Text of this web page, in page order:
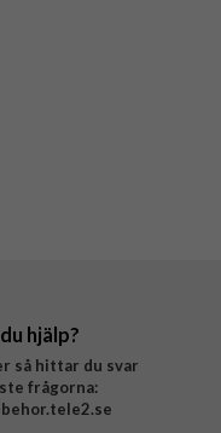
hjälp?
så hittar du svar
frågorna: